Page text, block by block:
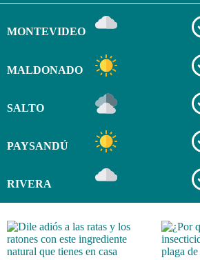
MONTEVIDEO
MALDONADO
SALTO
PAYSANDÚ
RIVERA